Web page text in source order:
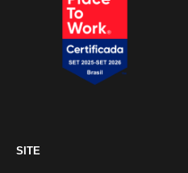
SITE